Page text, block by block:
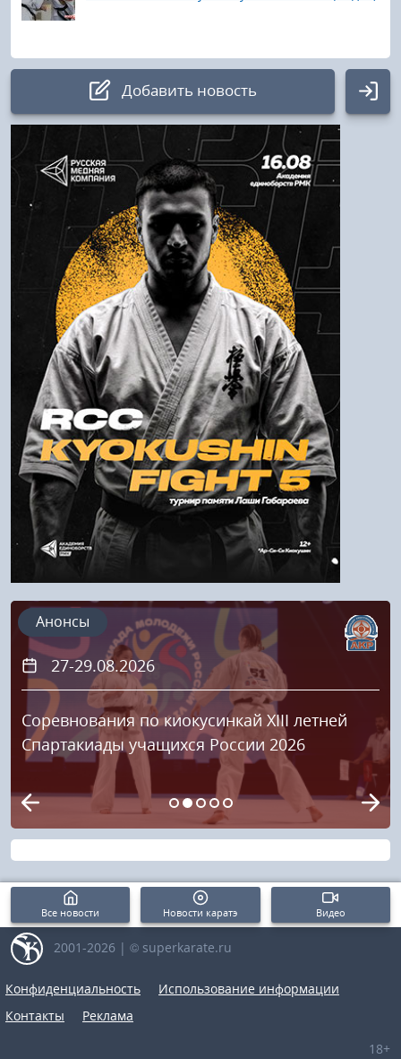
Добавить новость
Авторизация
Логин:
Пароль
Войти
Напомнить пароль
Регистрация
27-29.08.2026
Соревнования по киокусинкай XIII летней
Спартакиады учащихся России 2026
Анонсы
Все новости Новости каратэ Видео
2001-2026 | © superkarate.ru
Конфиденциальность
Использование информации
Контакты
Реклама
18+